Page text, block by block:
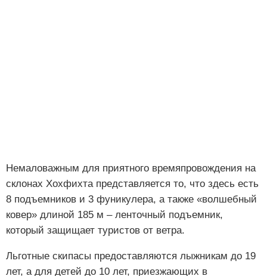
Немаловажным для приятного времяпровождения на
склонах Хохфихта представляется то, что здесь есть
8 подъемников и 3 фуникулера, а также «волшебный
ковер» длиной 185 м – ленточный подъемник,
который защищает туристов от ветра.
Льготные скипасы предоставляются лыжникам до 19
лет, а для детей до 10 лет, приезжающих в